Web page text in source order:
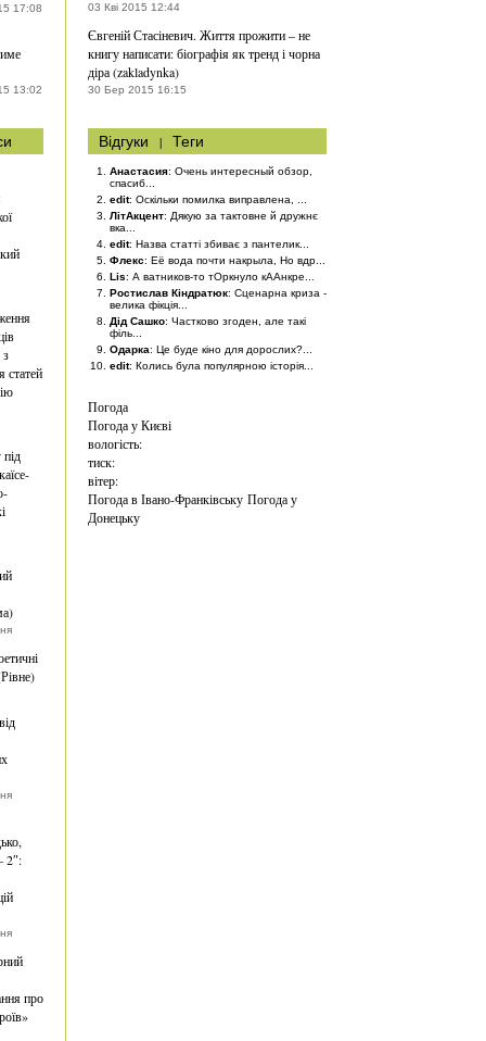
17:08
13:02
статей
2″:
про
03 Кві 2015 12:44
Євгеній Стасіневич. Життя прожити – не
книгу написати: біографія як тренд і чорна
діра (zakladynka)
30 Бер 2015 16:15
Відгуки | Теги
Анастасия: Очень интересный обзор,
спасиб...
edit: Оскільки помилка виправлена, ...
ЛітАкцент: Дякую за тактовне й дружнє
вка...
edit: Назва статті збиває з пантелик...
Флекс: Её вода почти накрыла, Но вдр...
Lis: А ватников-то тОркнуло кААнкре...
Ростислав Кіндратюк: Сценарна криза -
велика фікція...
Дід Сашко: Частково згоден, але такі
філь...
Одарка: Це буде кіно для дорослих?...
edit: Колись була популярною історія...
Погода
Погода уКиєві
вологість:
тиск:
вітер:
Погода в Івано-Франківську Погода у
Донецьку